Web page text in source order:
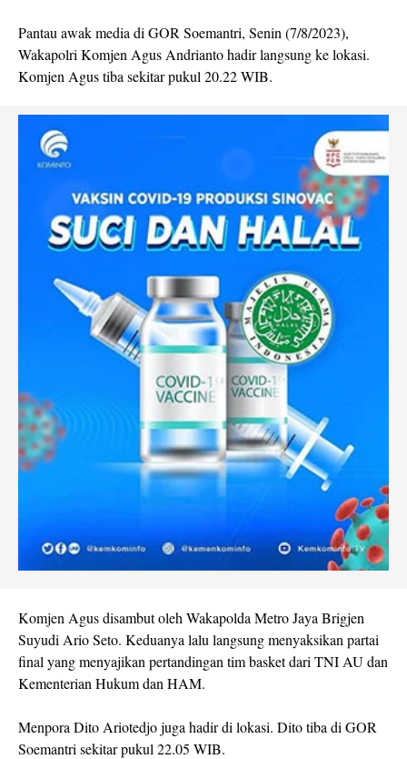
Pantau awak media di GOR Soemantri, Senin (7/8/2023),
Wakapolri Komjen Agus Andrianto hadir langsung ke lokasi.
Komjen Agus tiba sekitar pukul 20.22 WIB.
Komjen Agus disambut oleh Wakapolda Metro Jaya Brigjen
Suyudi Ario Seto. Keduanya lalu langsung menyaksikan partai
final yang menyajikan pertandingan tim basket dari TNI AU dan
Kementerian Hukum dan HAM.
Menpora Dito Ariotedjo juga hadir di lokasi. Dito tiba di GOR
Soemantri sekitar pukul 22.05 WIB.